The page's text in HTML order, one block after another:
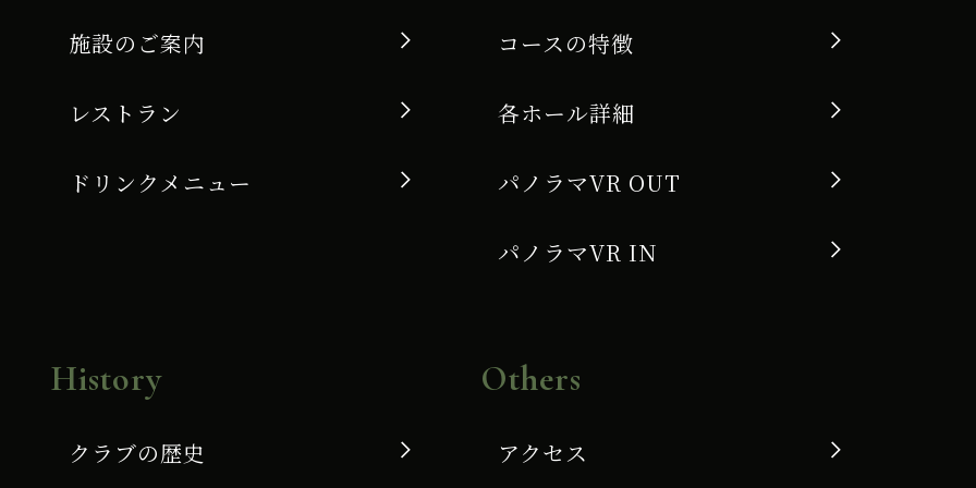
施設のご案内
レストラン
ドリンクメニュー
コースの特徴
各ホール詳細
パノラマVR OUT
パノラマVR IN
History
クラブの歴史
Others
アクセス